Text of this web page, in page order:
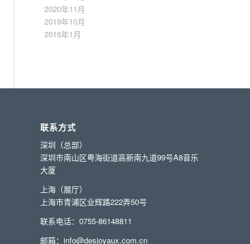
2020年11月
2019年10月
2016年1月
联系方式
深圳（总部）
深圳市南山区粤海街道高新南九道99号A8音乐
大厦
上海（展厅）
上海市青浦区业辉路222弄50号
联系电话：0755-86148811
邮箱：info@desjoyaux.com.cn